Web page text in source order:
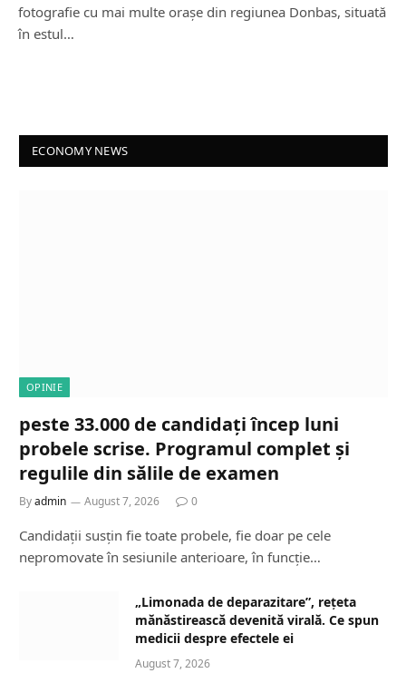
fotografie cu mai multe orașe din regiunea Donbas, situată
în estul…
ECONOMY NEWS
OPINIE
peste 33.000 de candidați încep luni
probele scrise. Programul complet și
regulile din sălile de examen
Byadmin August 7, 2026 0
Candidații susțin fie toate probele, fie doar pe cele
nepromovate în sesiunile anterioare, în funcție…
„Limonada de deparazitare”, rețeta
mănăstirească devenită virală. Ce spun
medicii despre efectele ei
August 7, 2026